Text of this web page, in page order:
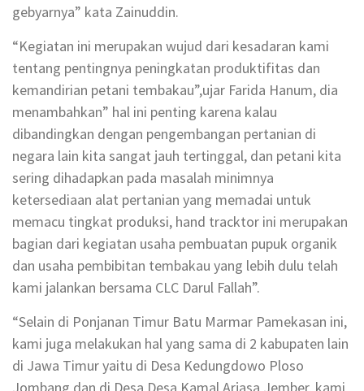
gebyarnya” kata Zainuddin.
“Kegiatan ini merupakan wujud dari kesadaran kami
tentang pentingnya peningkatan produktifitas dan
kemandirian petani tembakau”,ujar Farida Hanum, dia
menambahkan” hal ini penting karena kalau
dibandingkan dengan pengembangan pertanian di
negara lain kita sangat jauh tertinggal, dan petani kita
sering dihadapkan pada masalah minimnya
ketersediaan alat pertanian yang memadai untuk
memacu tingkat produksi, hand tracktor ini merupakan
bagian dari kegiatan usaha pembuatan pupuk organik
dan usaha pembibitan tembakau yang lebih dulu telah
kami jalankan bersama CLC Darul Fallah”.
“Selain di Ponjanan Timur Batu Marmar Pamekasan ini,
kami juga melakukan hal yang sama di 2 kabupaten lain
di Jawa Timur yaitu di Desa Kedungdowo Ploso
Jombang dan di Desa Desa Kamal Arjasa Jember, kami